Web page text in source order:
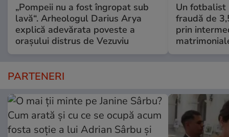
„Pompeii nu a fost îngropat sub
lavă“. Arheologul Darius Arya
explică adevărata poveste a
orașului distrus de Vezuviu
Un fotbalist
fraudă de
prin
PARTENERI